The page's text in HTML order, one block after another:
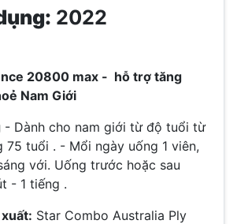
2022
20800 max - hỗ trợ tăng
Nam Giới
- Dành cho nam giới từ độ tuổi từ
75 tuổi . - Mổi ngày uống 1 viên,
với. Uống trước hoặc sau
- 1 tiếng .
Star Combo Australia Ply